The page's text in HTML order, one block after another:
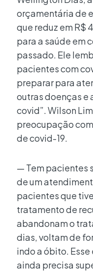
orçamentária de
que reduz em R$
para a saúde em
passado. Ele
pacientes com
preparar para
outras doenças e
covid”. Wilson
preocupação
de covid-19.
— Tem pacientes
de um
pacientes que
tratamento de
abandonam o
dias, voltam de
indo a óbito.
ainda precisa